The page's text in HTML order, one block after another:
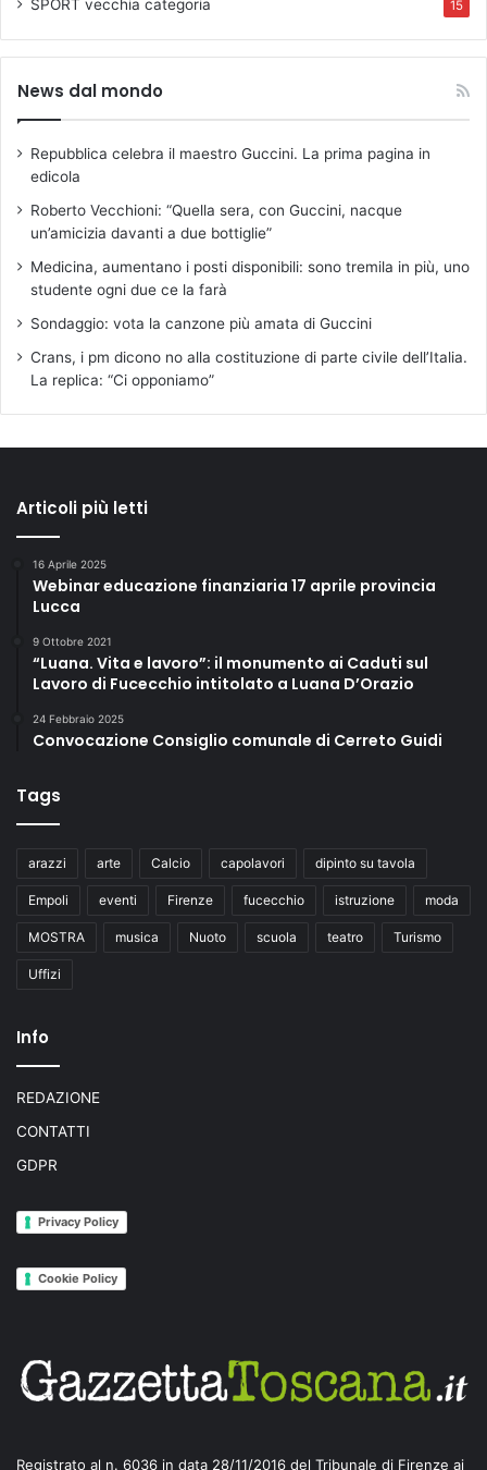
SPORT vecchia categoria 15
News dal mondo
Repubblica celebra il maestro Guccini. La prima pagina in
edicola
Roberto Vecchioni: “Quella sera, con Guccini, nacque
un’amicizia davanti a due bottiglie”
Medicina, aumentano i posti disponibili: sono tremila in più, uno
studente ogni due ce la farà
Sondaggio: vota la canzone più amata di Guccini
Crans, i pm dicono no alla costituzione di parte civile dell’Italia.
La replica: “Ci opponiamo”
Articoli più letti
16 Aprile 2025
Webinar educazione finanziaria 17 aprile provincia
Lucca
9 Ottobre 2021
“Luana. Vita e lavoro”: il monumento ai Caduti sul
Lavoro di Fucecchio intitolato a Luana D’Orazio
24 Febbraio 2025
Convocazione Consiglio comunale di Cerreto Guidi
Tags
arazzi arte Calcio capolavori dipinto su tavola
Empoli eventi Firenze fucecchio istruzione moda
MOSTRA musica Nuoto scuola teatro Turismo
Uffizi
Info
REDAZIONE
CONTATTI
GDPR
Privacy Policy
Cookie Policy
Registrato al n. 6036 in data 28/11/2016 del Tribunale di Firenze ai